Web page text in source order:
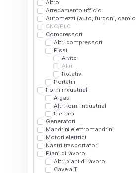
Altro
Arredamento ufficio
Automezzi (auto, furgoni,
CNC/PLC
Compressori
Altri compressori
Fissi
A vite
Altri
Rotativi
Portatili
Forni industriali
A gas
Altri forni industriali
Elettrici
Generatori
Mandrini elettromandrini
Motori elettrici
Nastri trasportatori
Piani di lavoro
Altri piani di lavoro
Cave a T